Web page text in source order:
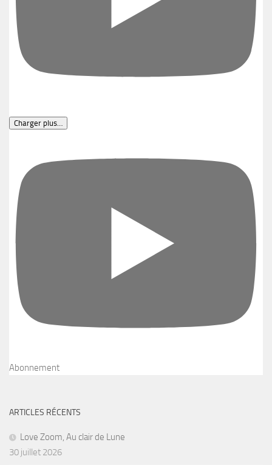
Charger plus…
Abonnement
ARTICLES RÉCENTS
Love Zoom, Au clair de Lune
30 juillet 2026